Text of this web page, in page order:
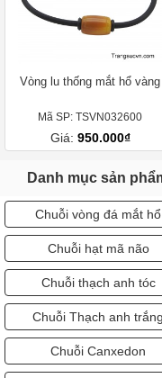
Vòng lu thống mắt hổ vàng
Mã SP: TSVN032600
Giá: 950.000₫
Danh mục sản
Chuỗi vòng đá mắt hổ
Chuỗi hạt mã não
Chuỗi thạch anh tóc
Chuỗi Thạch anh trắng
Chuỗi Canxedon